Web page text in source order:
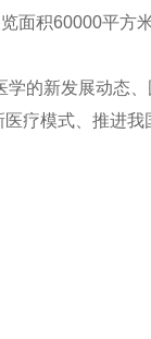
面积60000平方米
的新发展动态
疗模式、推进